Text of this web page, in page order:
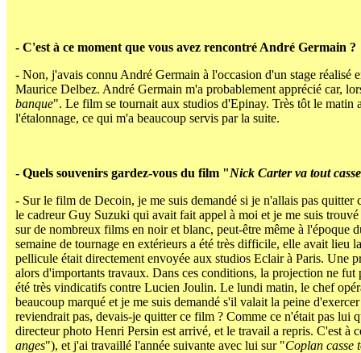
- C'est à ce moment que vous avez rencontré André Germain ?
- Non, j'avais connu André Germain à l'occasion d'un stage réalisé
Maurice Delbez. André Germain m'a probablement apprécié car,
banque". Le film se tournait aux studios d'Epinay. Très tôt le matin
l'étalonnage, ce qui m'a beaucoup servis par la suite.
- Quels souvenirs gardez-vous du film "Nick Carter va tout
- Sur le film de Decoin, je me suis demandé si je n'allais pas quitter
le cadreur Guy Suzuki qui avait fait appel à moi et je me suis
sur de nombreux films en noir et blanc, peut-être même à l'époque
semaine de tournage en extérieurs a été très difficile, elle avait lieu
pellicule était directement envoyée aux studios Eclair à Paris. Une
alors d'importants travaux. Dans ces conditions, la projection ne
été très vindicatifs contre Lucien Joulin. Le lundi matin, le chef
beaucoup marqué et je me suis demandé s'il valait la peine
reviendrait pas, devais-je quitter ce film ? Comme ce n'était pas
directeur photo Henri Persin est arrivé, et le travail a repris. C'est à
anges"), et j'ai travaillé l'année suivante avec lui sur "Coplan casse